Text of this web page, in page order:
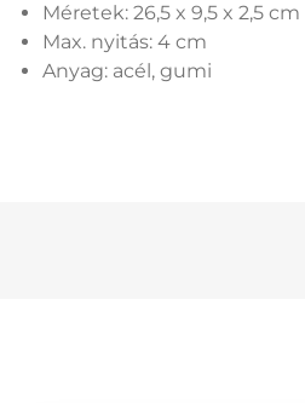
Méretek: 26,5 x 9,5 x 2,5 cm
Max. nyitás: 4 cm
Anyag: acél, gumi